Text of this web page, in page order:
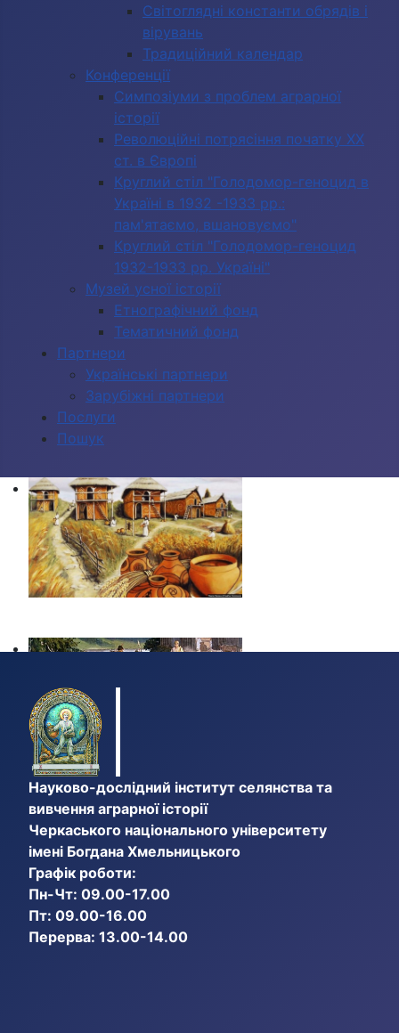
Світоглядні константи обрядів і
вірувань
Традиційний календар
Конференції
Симпозіуми з проблем аграрної
історії
Революційні потрясіння початку ХХ
ст. в Європі
Круглий стіл "Голодомор-геноцид в
Україні в 1932 -1933 рр.:
пам'ятаємо, вшановуємо"
Круглий стіл "Голодомор-геноцид
1932-1933 рр. Україні"
Музей усної історії
Етнографічний фонд
Тематичний фонд
Партнери
Українські партнери
Зарубіжні партнери
Послуги
Пошук
Науково-дослідний інститут селянства та
вивчення аграрної історії
Черкаського національного університету
імені Богдана Хмельницького
Графік роботи:
Пн-Чт: 09.00-17.00
Пт: 09.00-16.00
Перерва: 13.00-14.00